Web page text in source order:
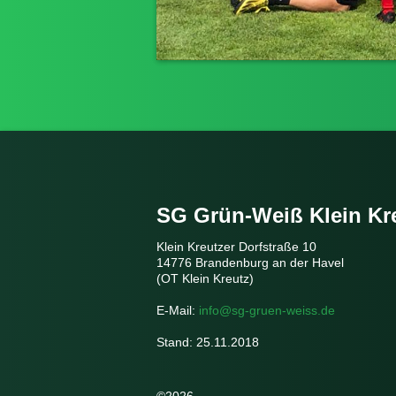
SG Grün-Weiß Klein
Klein Kreutzer Dorfstraße 10
14776 Brandenburg an der Havel
(OT Klein Kreutz)
E-Mail: info@sg-gruen-weiss.de
Stand: 25.11.2018